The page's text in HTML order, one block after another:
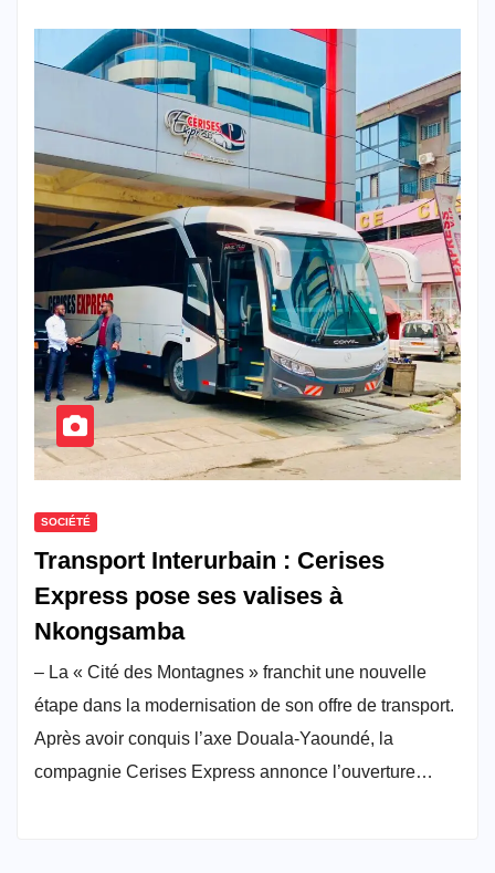
SOCIÉTÉ
Transport Interurbain : Cerises
Express pose ses valises à
Nkongsamba
– La « Cité des Montagnes » franchit une nouvelle
étape dans la modernisation de son offre de transport.
Après avoir conquis l’axe Douala-Yaoundé, la
compagnie Cerises Express annonce l’ouverture…